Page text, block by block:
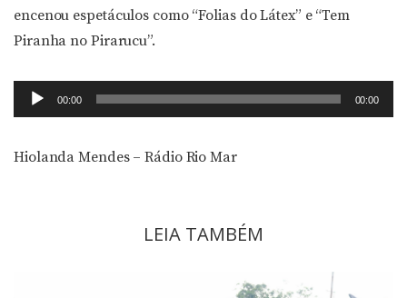
encenou espetáculos como “Folias do Látex” e “Tem
Piranha no Pirarucu”.
Tocador
de
00:00 00:00
Hiolanda Mendes – Rádio Rio Mar
LEIA TAMBÉM